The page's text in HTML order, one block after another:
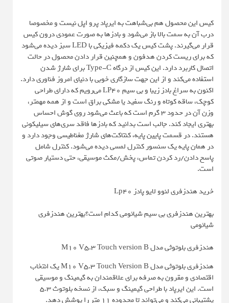
کیس این محصول هم بی‌شباهت به ایرپاد پرو اپل نیست و مخصوصا
درب آن به سمت بالا باز می‌شود و بادزها به صورت عمودی درون کیس
قرار می‌گیرند. پشت کیس یک دکمه فیزیکی با LED سبز دیده می‌شود
که برای ریست کردن هدفون و همچنین قرار دادن محصول در حالت
اتصال کاربرد دارد. این کیس از درگاه Type-C برای شارژ شدن
استفاده می‌کند و از این جهت سازگاری خوبی با دنیای امروز فناوری دارد.
اکنون به سراغ بادز زیبا و بی سیم LP40 می‌رویم که دارای طراحی
کوچک، ساقه کوتاه و رنگ سفید یا مشکی براق است و از همه مهمتر،
وزن آن در حدود ۳ گرم است که باعث می‌شود روی گوش احساس
بهتری ایجاد کند. جالب است بدانید که بادزها فاقد سری‌های سیلیکونی
هستند. در قسمت پایین پایه، کنتاکت‌های شارژ مغناطیسی وجود دارد و
در همان پایه یک سنسور کنترل لمسی دیده می‌شود. کنترل شامل
پاسخ دادن/رد کردن تماس، پخش/مکث موسیقی، حتی دستیار صوتی
است.
خرید هندزفری لنوو لایو پادز Lp40
بهترین هندزفری بی سیم شیائومی کدام است؟بهترین هندزفری
شیائومی
هندزفری بلوتوثی مدل M10 V5.3 Touch version B
هندزفری بلوتوثی مدل M10 V5.3 Touch Version B یک انتخاب
اقتصادی و مقرون به صرفه برای علاقمندان به گیمینگ و موسیقی
است. این ایرپاد با طراحی گیمینگ و سبک، از نسخه بلوتوث 5.3
پشتیبانی می‌کند و می‌تواند تا محدوده 11 متر را پوشش دهد.